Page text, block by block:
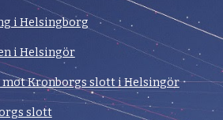
i Helsingborg
i Helsingör
mot Kronborgs slott i Helsingör
slott